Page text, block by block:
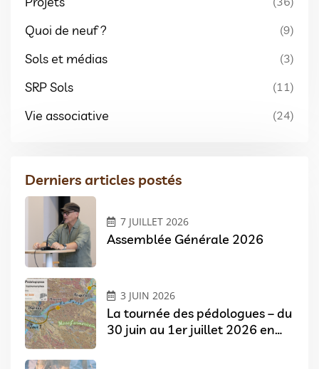
Quoi de neuf ? (9)
Sols et médias (3)
SRP Sols (11)
Vie associative (24)
Derniers articles postés
7 JUILLET 2026
Assemblée Générale 2026
3 JUIN 2026
La tournée des pédologues – du
30 juin au 1er juillet 2026 en